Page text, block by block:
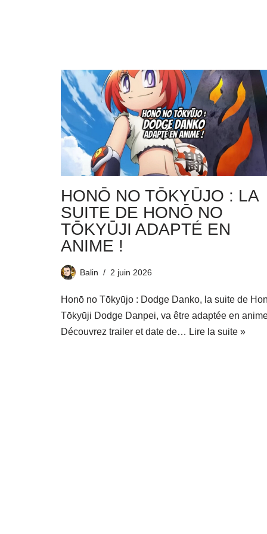
HONŌ NO TŌKYŪJO : LA
SUITE DE HONŌ NO
TŌKYŪJI ADAPTÉ EN
ANIME !
Balin 2 juin 2026
Honō no Tōkyūjo : Dodge Danko, la suite de
Tōkyūji Dodge Danpei, va être adaptée en
Découvrez trailer et date de… Lire la suite »